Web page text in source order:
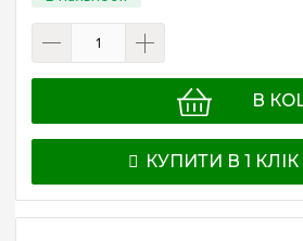
В
КУПИТИ В 1 КЛІК